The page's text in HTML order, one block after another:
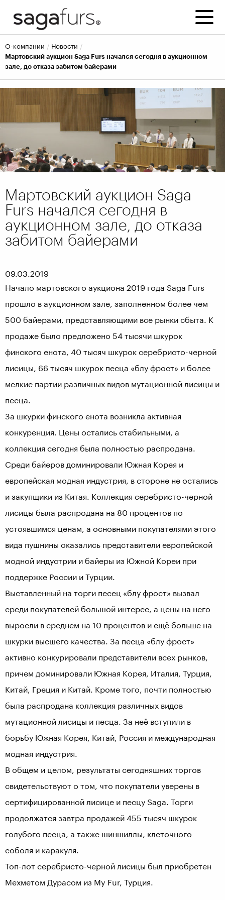
о-компании
новости
Мартовский аукцион Saga Furs начался сегодня в аукционном
зале, до отказа забитом байерами
Мартовский аукцион Saga
Furs начался сегодня в
аукционном зале, до отказа
забитом байерами
09.03.2019
Начало мартовского аукциона 2019 года Saga Furs
прошло в аукционном зале, заполненном более чем
500 байерами, представляющими все рынки сбыта. К
продаже было предложено 54 тысячи шкурок
финского енота, 40 тысяч шкурок серебристо-черной
лисицы, 66 тысяч шкурок песца «блу фрост» и более
мелкие партии различных видов мутационной лисицы и
песца.
За шкурки финского енота возникла активная
конкуренция. Цены остались стабильными, а
коллекция сегодня была полностью распродана.
Среди байеров доминировали Южная Корея и
европейская модная индустрия, в стороне не остались
и закупщики из Китая. Коллекция серебристо-черной
лисицы была распродана на 80 процентов по
устоявшимся ценам, а основными покупателями этого
вида пушнины оказались представители европейской
модной индустрии и байеры из Южной Кореи при
поддержке России и Турции.
Выставленный на торги песец «блу фрост» вызвал
среди покупателей большой интерес, а цены на него
выросли в среднем на 10 процентов и ещё больше на
шкурки высшего качества. За песца «блу фрост»
активно конкурировали представители всех рынков,
причем доминировали Южная Корея, Италия, Турция,
Китай, Греция и Китай. Кроме того, почти полностью
была распродана коллекция различных видов
мутационной лисицы и песца. За неё вступили в
борьбу Южная Корея, Китай, Россия и международная
модная индустрия.
В общем и целом, результаты сегодняшних торгов
свидетельствуют о том, что покупатели уверены в
сертифицированной лисице и песцу Saga. Торги
продолжатся завтра продажей 455 тысяч шкурок
голубого песца, а также шиншиллы, клеточного
соболя и каракуля.
Топ-лот серебристо-черной лисицы был приобретен
Мехметом Дурасом из My Fur, Турция.